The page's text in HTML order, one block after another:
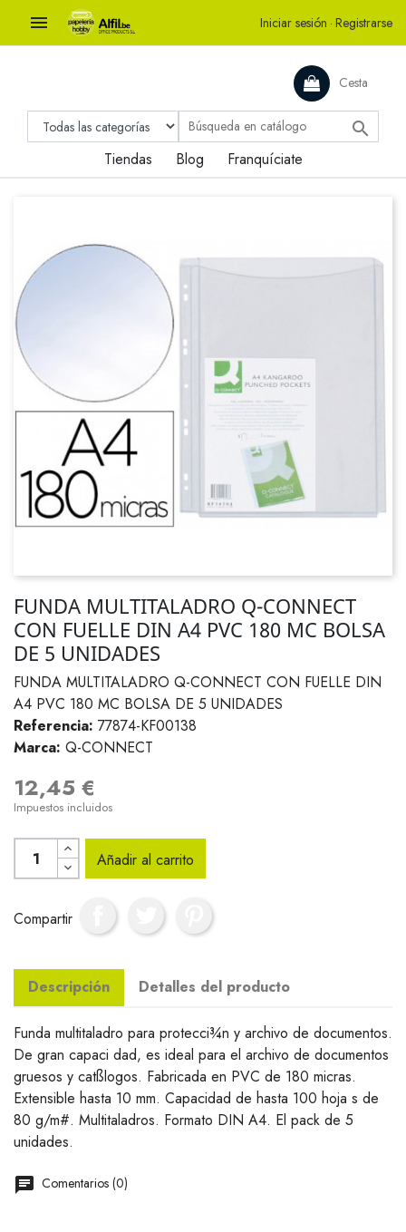
 Iniciar sesión · Registrarse
Cesta

Tiendas Blog Franquíciate
FUNDA MULTITALADRO Q-CONNECT
CON FUELLE DIN A4 PVC 180 MC BOLSA
DE 5 UNIDADES
FUNDA MULTITALADRO Q-CONNECT CON FUELLE DIN
A4 PVC 180 MC BOLSA DE 5 UNIDADES
Referencia: 77874-KF00138
Marca: Q-CONNECT
12,45 €
Impuestos incluidos
Añadir al carrito
Compartir
Descripción Detalles del producto
Funda multitaladro para protecci¾n y archivo de documentos.
De gran capaci dad, es ideal para el archivo de documentos
gruesos y catßlogos. Fabricada en PVC de 180 micras.
Extensible hasta 10 mm. Capacidad de hasta 100 hoja s de
80 g/m#. Multitaladros. Formato DIN A4. El pack de 5
unidades.
Comentarios (0)